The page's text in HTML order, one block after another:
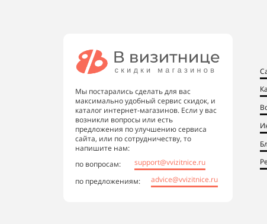
Мы постарались сделать для вас
максимально удобный сервис скидок, и
каталог интернет-магазинов. Если у вас
возникли вопросы или есть
предложения по улучшению сервиса
сайта, или по сотрудничеству, то
напишите нам:
по вопросам:
support@vvizitnice.ru
по предложениям:
advice@vvizitnice.ru